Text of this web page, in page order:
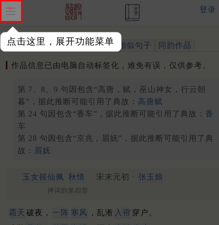
点击这里，展开功能菜单
登录
作品 标注四声 出处、引用 相似句子 同韵作品
作品信息已由电脑自动标签化，难免有误，仅供参考。
第 7、8、9 句因包含“高唐，赋，巫山神女，行云朝
暮”，据此推断可能引用了典故： 高唐赋
第 24 句因包含“香车”，据此推断可能引用了典故： 香
车
第 28 句因包含“京兆，眉妩”，据此推断可能引用了典
故： 眉妩
玉女摇仙佩 秋情 宋末元初 · 张玉娘
押词韵第四部
霜天 破夜， 一阵 寒风 ，乱淅 入帘 穿户。